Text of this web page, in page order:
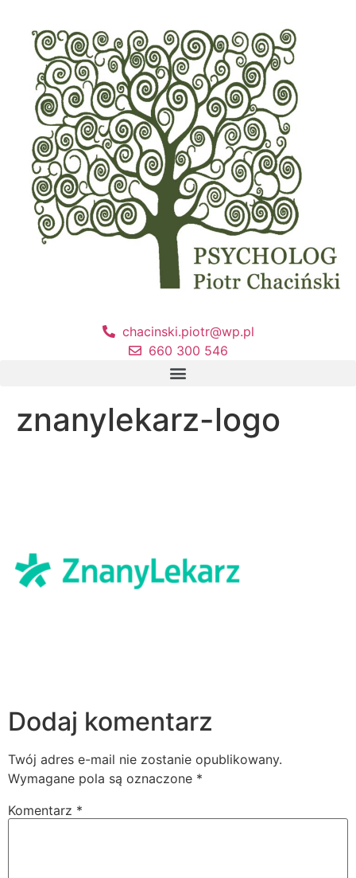
chacinski.piotr@wp.pl
660 300 546
znanylekarz-logo
Dodaj komentarz
Twój adres e-mail nie zostanie opublikowany.
Wymagane pola są oznaczone *
Komentarz *